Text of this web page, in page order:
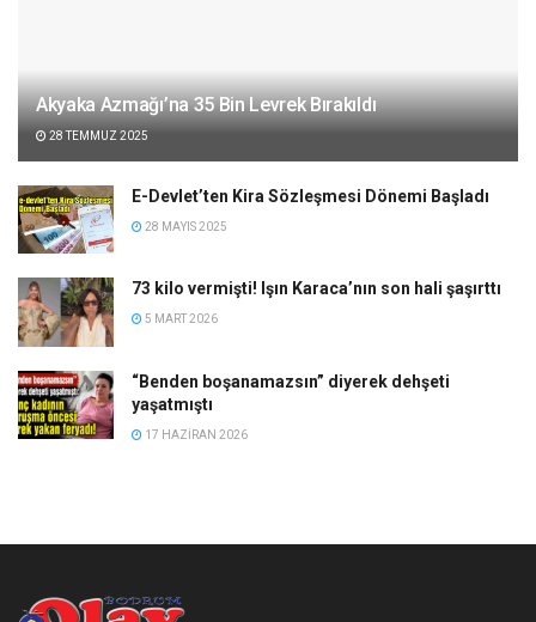
Akyaka Azmağı’na 35 Bin Levrek Bırakıldı
28 TEMMUZ 2025
E-Devlet’ten Kira Sözleşmesi Dönemi Başladı
28 MAYIS 2025
73 kilo vermişti! Işın Karaca’nın son hali şaşırttı
5 MART 2026
“Benden boşanamazsın” diyerek dehşeti
yaşatmıştı
17 HAZIRAN 2026